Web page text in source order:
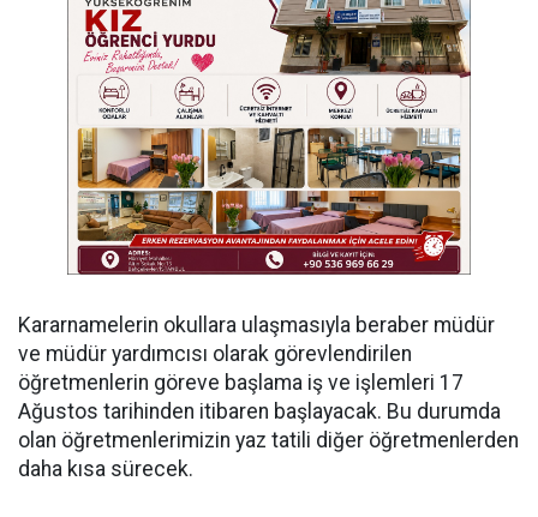
Kararnamelerin okullara ulaşmasıyla beraber müdür
ve müdür yardımcısı olarak görevlendirilen
öğretmenlerin göreve başlama iş ve işlemleri 17
Ağustos tarihinden itibaren başlayacak. Bu durumda
olan öğretmenlerimizin yaz tatili diğer öğretmenlerden
daha kısa sürecek.